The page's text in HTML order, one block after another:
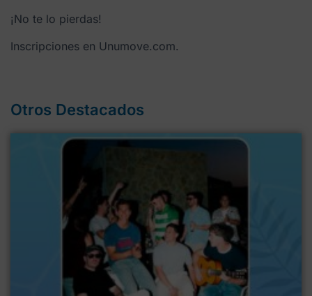
¡No te lo pierdas!
Inscripciones en Unumove.com.
Otros Destacados